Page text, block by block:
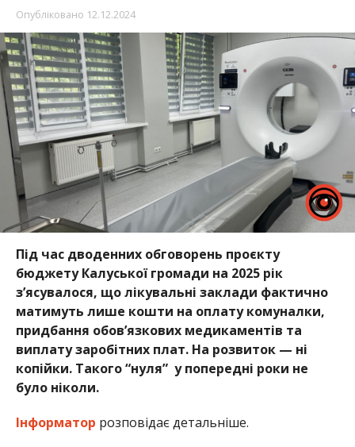
Опубліковано 12.12.2024
Під час дводенних обговорень проєкту
бюджету Калуської громади на 2025 рік
з’ясувалося, що лікувальні заклади фактично
матимуть лише кошти на оплату комуналки,
придбання обов’язкових медикаментів та
виплату заробітних плат. На розвиток — ні
копійки. Такого “нуля” у попередні роки не
було ніколи.
Інформатор розповідає детальніше.